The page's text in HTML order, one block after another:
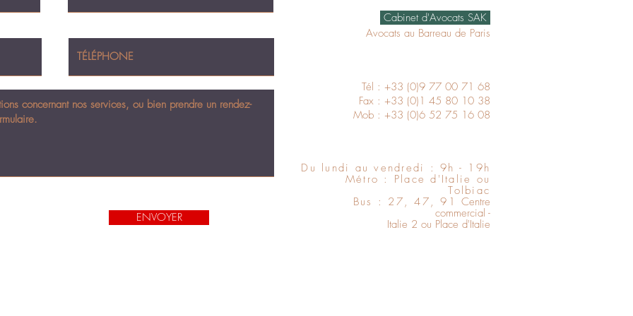
ENVOYER
Cabinet d'Avocats SAK
Avocats au Barreau de Paris
Tél : +33 (0)9 77 00 71 68
Fax : +33 (0)1 45 80 10 38
Mob : +33 (0)6 52 75 16 08
Du lundi au vendredi : 9h - 19h
Métro : Place d'Italie ou
Tolbiac
Bus : 27, 47, 91 Centre
commercial -
Italie 2 ou Place d'Italie